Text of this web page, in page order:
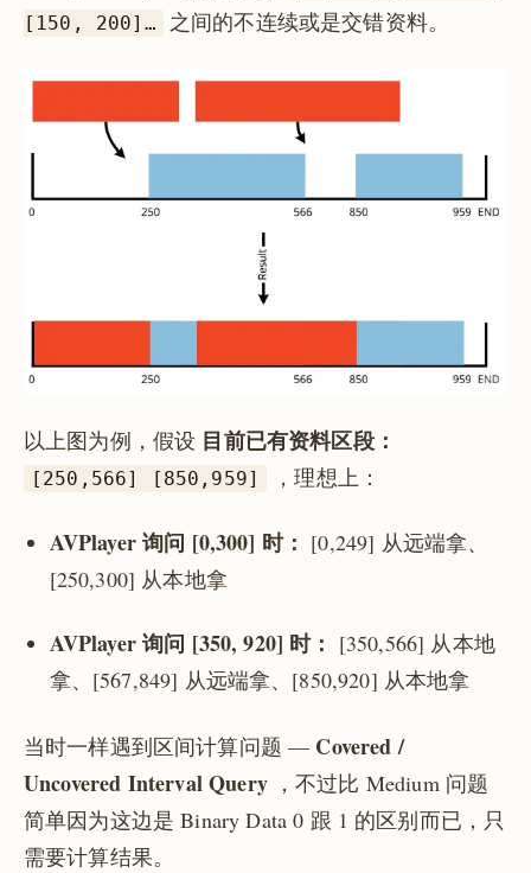
[150, 200]…
之间的不连续或是交错资料。
以上图为例，假设 目前已有资料区段：
[250,566] [850,959] ，理想上：
AVPlayer 询问 [0,300] 时： [0,249] 从远端拿、
[250,300] 从本地拿
AVPlayer 询问 [350, 920] 时： [350,566] 从本地
拿、[567,849] 从远端拿、[850,920] 从本地拿
当时一样遇到区间计算问题 — Covered /
Uncovered Interval Query，不过比 Medium 问题
简单因为这边是 Binary Data 0 跟 1 的区别而已，只
需要计算结果。